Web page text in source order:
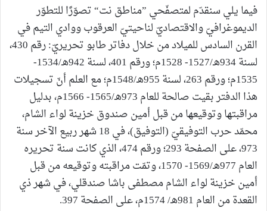
فيما يلي سنقدّم لمتصفّحي ”مناطق نت“ تصوّرًا للتطوّر
الديموغرافيّ والاقتصاديّ لناحيتيّ العرقوب ووادي التيم في
القرن السادس للميلاد من خلال دفاتر طابو تحريريّ: رقم 430،
لسنة 934هـ/1527- 1528م؛ ورقم 401، لسنة 942هـ/1534-
1535م؛ ورقم 263، لسنة 955هـ/1548م؛ مع العلم أنّ تسجيلات
هذا الدفتر بقيت صالحة للعام 973هـ/1565- 1566م، بدليل
مراقبتها وتوقيعها من قبل أمين صندوق خزينة لواء الشام،
محمّد حرب التوفيقيّ (التوفيق)، في 18 شهر ربيع الآخر سنة
973، على الصفحة 293؛ ورقم 474، الذي كانت سنة تحريره
العام 977هـ/1569- 1570، وتمّت مراقبته وتوقيعه من قبل
أمين خزينة لواء الشام مصطفى باشا صندقلي، في شهر ذي
القعدة من العام 981هـ/ 1574م، على الصفحة 397.